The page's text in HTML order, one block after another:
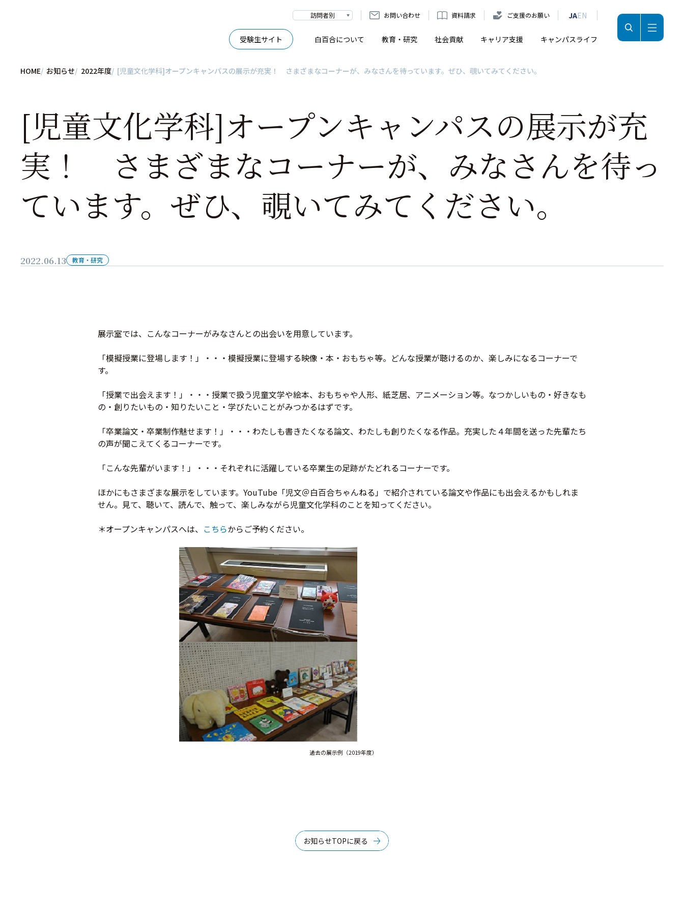
訪問者別 お問い合わせ 資料請求 ご支援のお願い JAEN
受験生サイト 白百合について 教育・研究 社会貢献 キャリア支援 キャンパスライフ
HOME お知らせ 2022年度 [児童文化学科]オープンキャンパスの展示が充実！ さまざまなコーナーが、みなさんを待っています。ぜひ、覗いてみてください。
[児童文化学科]オープンキャンパスの展示が充
実！ さまざまなコーナーが、みなさんを待っ
ています。ぜひ、覗いてみてください。
2022.06.13 教育・研究
展示室では、こんなコーナーがみなさんとの出会いを用意しています。
「模擬授業に登場します！」・・・模擬授業に登場する映像・本・おもちゃ等。どんな授業が聴けるのか、楽しみになるコーナーで
す。
「授業で出会えます！」・・・授業で扱う児童文学や絵本、おもちゃや人形、紙芝居、アニメーション等。なつかしいもの・好きなも
の・創りたいもの・知りたいこと・学びたいことがみつかるはずです。
「卒業論文・卒業制作魅せます！」・・・わたしも書きたくなる論文、わたしも創りたくなる作品。充実した４年間を送った先輩たち
の声が聞こえてくるコーナーです。
「こんな先輩がいます！」・・・それぞれに活躍している卒業生の足跡がたどれるコーナーです。
ほかにもさまざまな展示をしています。YouTube「児文＠白百合ちゃんねる」で紹介されている論文や作品にも出会えるかもしれま
せん。見て、聴いて、読んで、触って、楽しみながら児童文化学科のことを知ってください。
＊オープンキャンパスへは、 こちらからご予約ください。
過去の展示例（2019年度）
お知らせTOPに戻る